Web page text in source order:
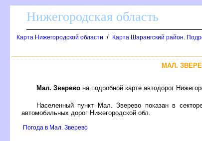
Нижегородская область
Карта Нижегородской области / Карта Шарангский район.
МАЛ.
Мал. Зверево на подробной карте автодорог
Населенный пункт Мал. Зверево показан в
автомобильных дорог Нижегородской обл.
Погода в Мал. Зверево